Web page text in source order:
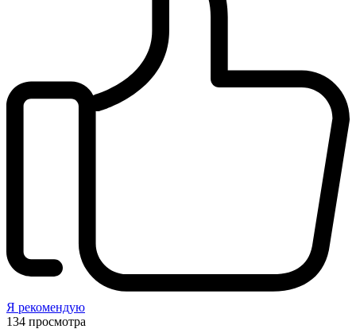
Я рекомендую
134 просмотра